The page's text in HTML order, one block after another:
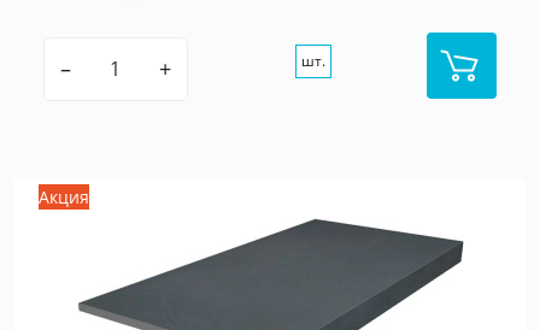
– + шт.
Акция